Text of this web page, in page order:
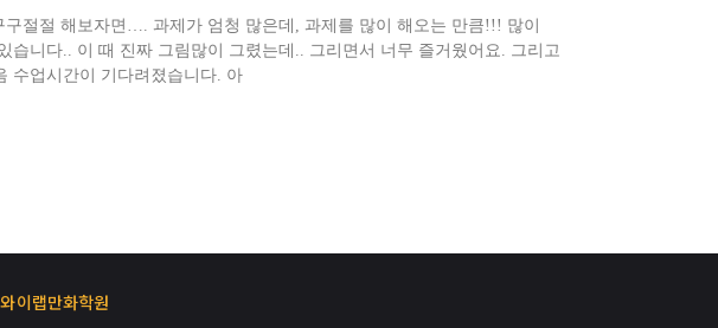
구절절 해보자면…. 과제가 엄청 많은데, 과제를 많이 해오는 만큼!!! 많이
습니다.. 이 때 진짜 그림많이 그렸는데.. 그리면서 너무 즐거웠어요. 그리고
수업시간이 기다려졌습니다. 아
이랩만화학원